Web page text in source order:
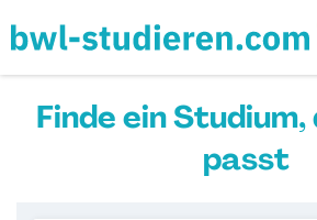
Finde ein
passt